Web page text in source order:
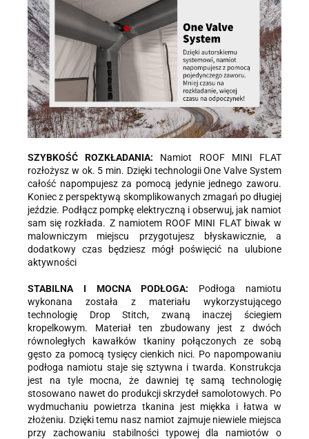
SZYBKOŚĆ ROZKŁADANIA: Namiot ROOF MINI FLAT
rozłożysz w ok. 5 min. Dzięki technologii One Valve System
całość napompujesz za pomocą jedynie jednego zaworu.
Koniec z perspektywą skomplikowanych zmagań po długiej
jeździe. Podłącz pompkę elektryczną i obserwuj, jak namiot
sam się rozkłada. Z namiotem ROOF MINI FLAT biwak w
malowniczym miejscu przygotujesz błyskawicznie, a
dodatkowy czas będziesz mógł poświęcić na ulubione
aktywności
STABILNA I MOCNA PODŁOGA: Podłoga namiotu
wykonana została z materiału wykorzystującego
technologię Drop Stitch, zwaną inaczej ściegiem
kropelkowym. Materiał ten zbudowany jest z dwóch
równoległych kawałków tkaniny połączonych ze sobą
gęsto za pomocą tysięcy cienkich nici. Po napompowaniu
podłoga namiotu staje się sztywna i twarda. Konstrukcja
jest na tyle mocna, że dawniej tę samą technologię
stosowano nawet do produkcji skrzydeł samolotowych. Po
wydmuchaniu powietrza tkanina jest miękka i łatwa w
złożeniu. Dzięki temu nasz namiot zajmuje niewiele miejsca
przy zachowaniu stabilności typowej dla namiotów o